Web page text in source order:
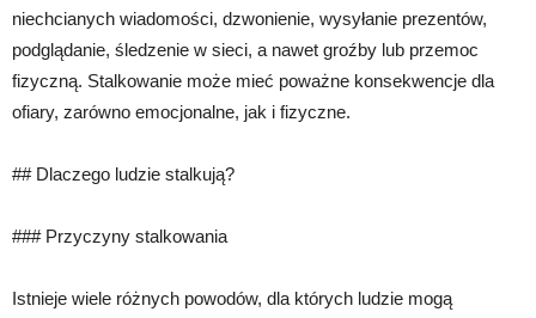
niechcianych wiadomości, dzwonienie, wysyłanie prezentów,
podglądanie, śledzenie w sieci, a nawet groźby lub przemoc
fizyczną. Stalkowanie może mieć poważne konsekwencje dla
ofiary, zarówno emocjonalne, jak i fizyczne.
## Dlaczego ludzie stalkują?
### Przyczyny stalkowania
Istnieje wiele różnych powodów, dla których ludzie mogą